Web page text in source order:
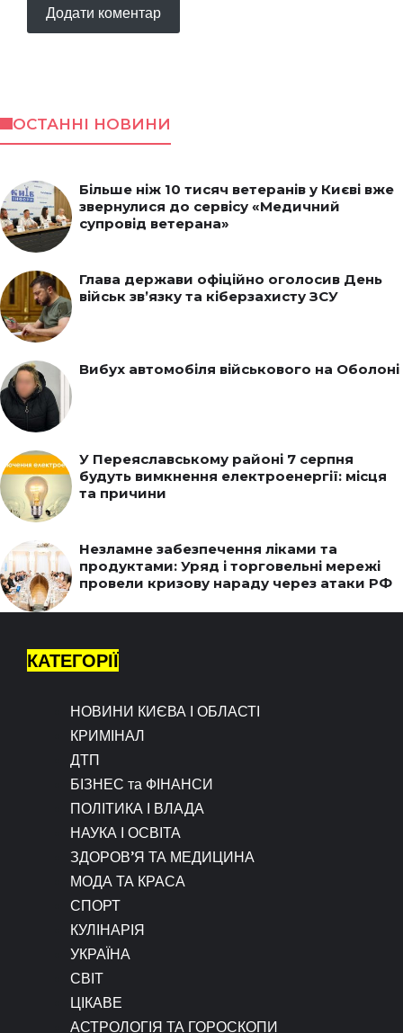
ОСТАННІ НОВИНИ
Більше ніж 10 тисяч ветеранів у Києві вже
звернулися до сервісу «Медичний
супровід ветерана»
Глава держави офіційно оголосив День
військ зв’язку та кіберзахисту ЗСУ
Вибух автомобіля військового на Оболоні
У Переяславському районі 7 серпня
будуть вимкнення електроенергії: місця
та причини
Незламне забезпечення ліками та
продуктами: Уряд і торговельні мережі
провели кризову нараду через атаки РФ
КАТЕГОРІЇ
НОВИНИ КИЄВА І ОБЛАСТІ
КРИМІНАЛ
ДТП
БІЗНЕС та ФІНАНСИ
ПОЛІТИКА І ВЛАДА
НАУКА І ОСВІТА
ЗДОРОВ’Я ТА МЕДИЦИНА
МОДА ТА КРАСА
СПОРТ
КУЛІНАРІЯ
УКРАЇНА
СВІТ
ЦІКАВЕ
АСТРОЛОГІЯ ТА ГОРОСКОПИ